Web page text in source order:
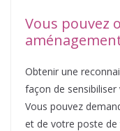
Vous pouvez
Obtenir une
façon de
Vous pouvez
et de votre poste de